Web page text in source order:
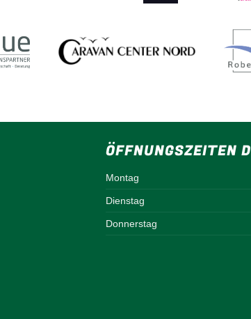
ÖFFNUNGSZEITEN
Montag
Dienstag
Donnerstag